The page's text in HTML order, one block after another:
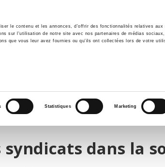
le contenu et les annonces, d'offrir des fonctionnalités relatives
sur l'utilisation de notre site avec nos partenaires de médias
que vous leur avez fournies ou qu'ils ont collectées lors de votre
Statistiques Marketing
Environnement Histoire
syndicats dans la